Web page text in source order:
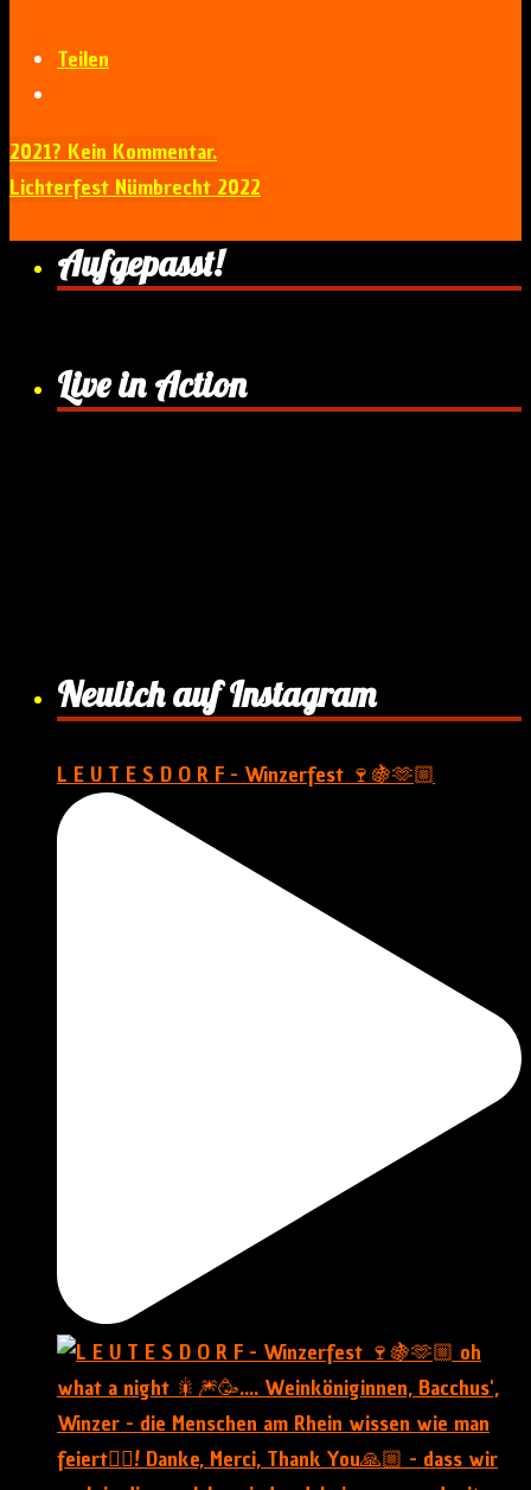
Teilen
2021? Kein Kommentar.
Lichterfest Nümbrecht 2022
Aufgepasst!
Live in Action
Neulich auf Instagram
L E U T E S D O R F - Winzerfest 🍷🍇🫶🏼